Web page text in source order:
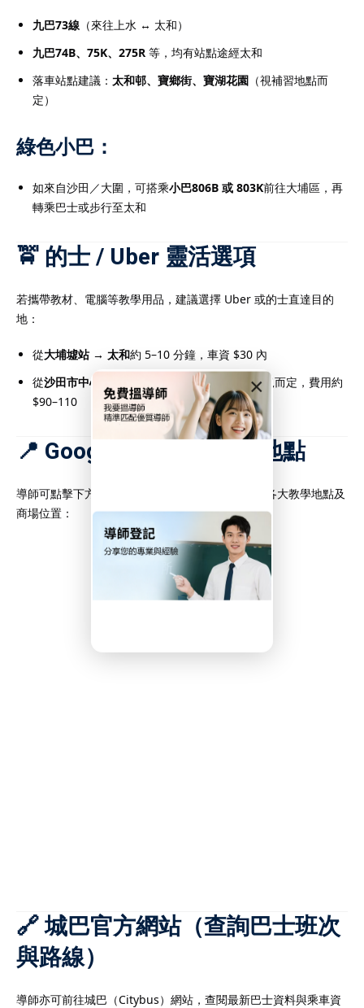
高、科目多元，學生需
術寫作與時間管理技
答題技巧與考試策略，
業的IB導師
在數學、經濟、物理、
科目提供深入指導。許
讀頂尖大學的機會。
生在香港中學文憑考試
出的重要方式。由於
，考核範圍廣泛，學生
到瓶頸。透過專業的
針對個別學生弱項提供
應試技巧、提升理解能
無論是數學、中文、英
目，
DSE補習 均能提供
習方案。透過系統化的
有效鞏固基礎、掌握重
DSE補
×
九巴73線 （來往上水 ↔ 太和）
九巴74B、75K、275R 等，均有站點途經太和
落車站點建議： 太和邨、寶鄉街、寶湖花園 （視補習地點而
定）
綠色小巴：
如來自沙田／大圍，可搭乘小巴806B 或 803K前往大埔區，再
轉乘巴士或步行至太和
🚖 的士 / Uber 靈活選項
若攜帶教材、電腦等教學用品，建議選擇 Uber 或的士直達目的
地：
從大埔墟站 → 太和約 5–10 分鐘，車資 $30 內
從沙田市中心 → 太和
約 25 分鐘，視乎交通情況而定，費用約
$90–110
📍 Google 地圖搜尋太和地點
導師可點擊下方 Google 地圖連結，即時搜尋太和各大教學地點及
商場位置：
🔗 城巴官方網站（查詢巴士班次
與路線）
導師亦可前往城巴（Citybus）網站，查閱最新巴士資料與乘車資